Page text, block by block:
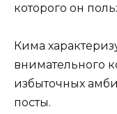
которого он
Кима
внимательного
избыточных
посты.